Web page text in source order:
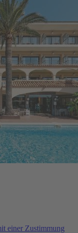
einer Zustimmung